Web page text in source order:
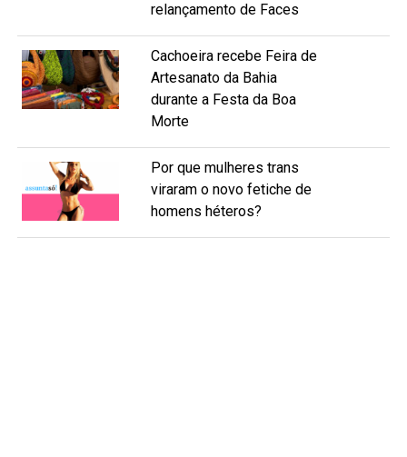
relançamento de Faces
Cachoeira recebe Feira de
Artesanato da Bahia
durante a Festa da Boa
Morte
Por que mulheres trans
viraram o novo fetiche de
homens héteros?